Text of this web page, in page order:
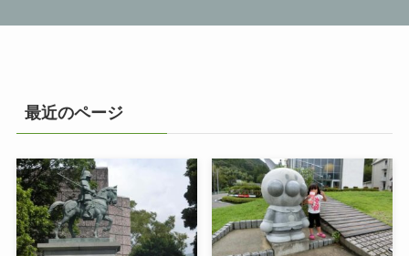
最近のページ